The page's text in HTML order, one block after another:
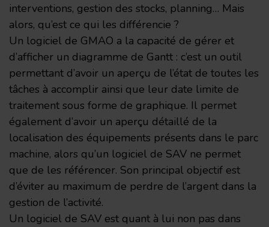
interventions, gestion des stocks, planning… Mais
alors, qu’est ce qui les différencie ?
Un logiciel de GMAO a la capacité de gérer et
d’afficher un diagramme de Gantt : c’est un outil
permettant d’avoir un aperçu de l’état de toutes les
tâches à accomplir ainsi que leur date limite de
traitement sous forme de graphique. Il permet
également d’avoir un aperçu détaillé de la
localisation des équipements présents dans le parc
machine, alors qu’un logiciel de SAV ne permet
que de les référencer. Son principal objectif est
d’éviter au maximum de perdre de l’argent dans la
gestion de l’activité.
Un logiciel de SAV est quant à lui non pas dans